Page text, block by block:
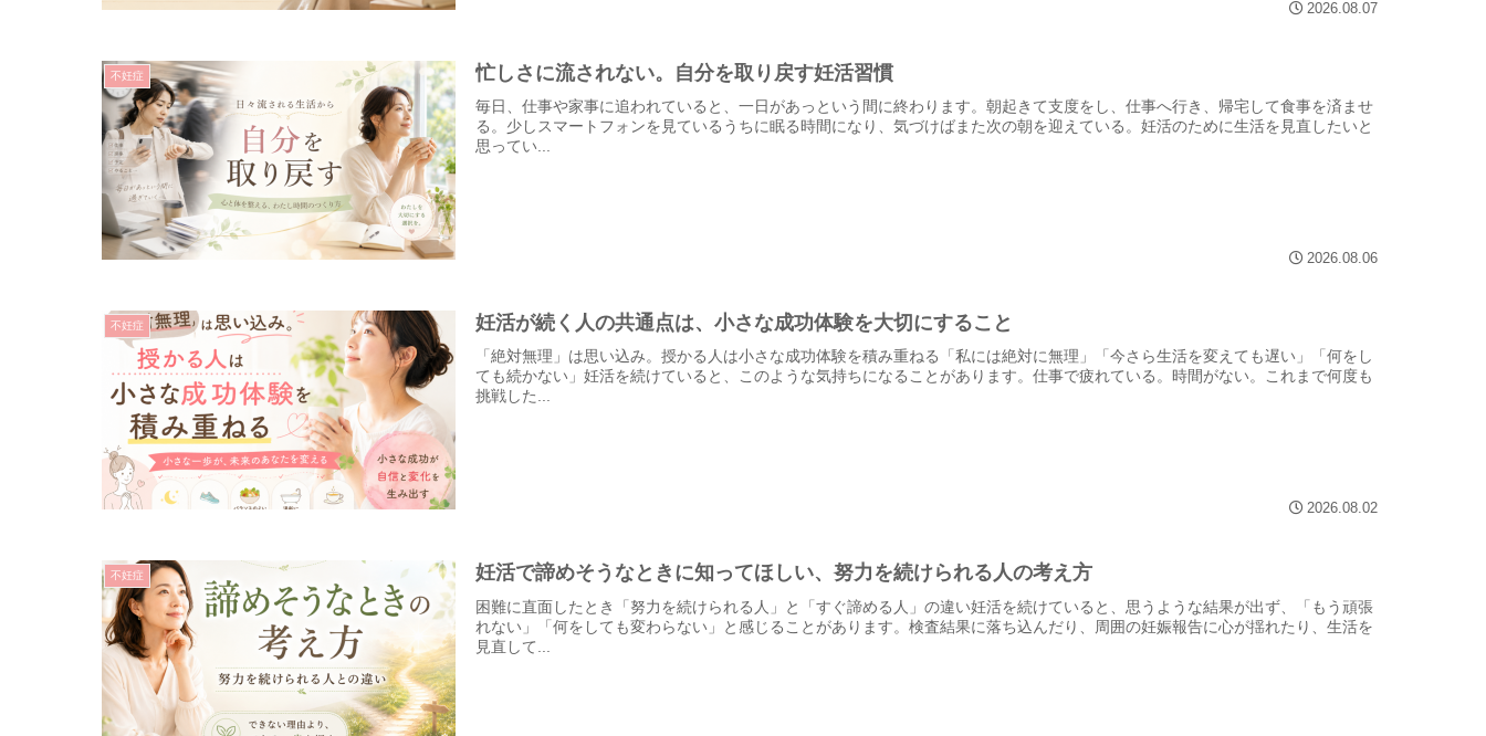
2026.08.07
不妊症 忙しさに流されない。自分を取り戻す妊活習慣
毎日、仕事や家事に追われていると、一日があっという間に終わります。朝起きて支度をし、仕事へ行き、帰宅して食事を済ませ
る。少しスマートフォンを見ているうちに眠る時間になり、気づけばまた次の朝を迎えている。妊活のために生活を見直したいと
思ってい...
2026.08.06
不妊症 妊活が続く人の共通点は、小さな成功体験を大切にすること
「絶対無理」は思い込み。授かる人は小さな成功体験を積み重ねる「私には絶対に無理」「今さら生活を変えても遅い」「何をし
ても続かない」妊活を続けていると、このような気持ちになることがあります。仕事で疲れている。時間がない。これまで何度も
挑戦した...
2026.08.02
不妊症 妊活で諦めそうなときに知ってほしい、努力を続けられる人の考え方
困難に直面したとき「努力を続けられる人」と「すぐ諦める人」の違い妊活を続けていると、思うような結果が出ず、「もう頑張
れない」「何をしても変わらない」と感じることがあります。検査結果に落ち込んだり、周囲の妊娠報告に心が揺れたり、生活を
見直して...